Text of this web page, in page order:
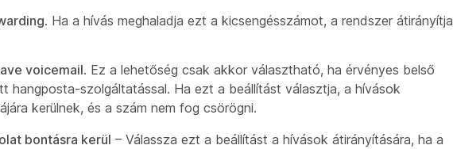
. Ha a hívás meghaladja ezt a kicsengésszámot, a rendszer átirányítja
voicemail. Ez a lehetőség csak akkor választható, ha érvényes belső
hangposta-szolgáltatással. Ha ezt a beállítást választja, a hívások
kerülnek, és a szám nem fog csörögni.
bontásra kerül – Válassza ezt a beállítást a hívások átirányítására, ha a